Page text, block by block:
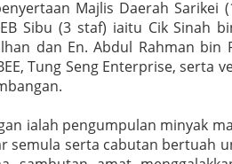
Majlis Daerah Sarikei
Sibu (3 staf) iaitu Cik Sinah
dan En. Abdul Rahman bin
Tung Seng Enterprise, serta
ialah pengumpulan minyak
semula serta cabutan bertuah